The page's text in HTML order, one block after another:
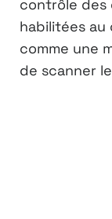
contrôle des
habilitées
comme une
de scanner